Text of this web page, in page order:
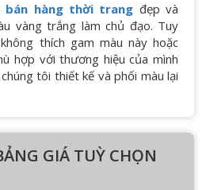
bán hàng thời trang đẹp và
vàng trắng làm chủ đạo. Tuy
thích gam màu này hoặc
hợp với thương hiệu của mình
tôi thiết kế và phối màu lại
GIÁ TUỲ CHỌN